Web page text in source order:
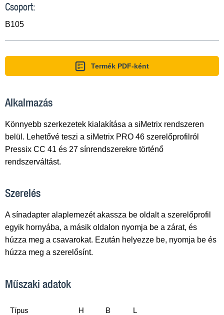
Csoport:
B105
Termék PDF-ként
Alkalmazás
Könnyebb szerkezetek kialakítása a siMetrix rendszeren
belül. Lehetővé teszi a siMetrix PRO 46 szerelőprofilról
Pressix CC 41 és 27 sínrendszerekre történő
rendszerváltást.
Szerelés
A sínadapter alaplemezét akassza be oldalt a szerelőprofil
egyik hornyába, a másik oldalon nyomja be a zárat, és
húzza meg a csavarokat. Ezután helyezze be, nyomja be és
húzza meg a szerelősínt.
Műszaki adatok
Típus
H
B
L